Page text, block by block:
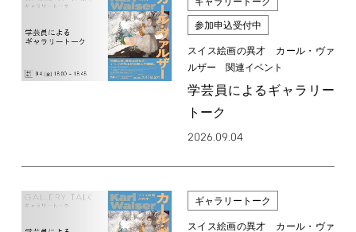
参加申込受付中
スイス絵画の異才 カール・ヴァ
ルザー 関連イベント
学芸員によるギャラリー
トーク
2026.09.04
ギャラリートーク
スイス絵画の異才 カール・ヴァ